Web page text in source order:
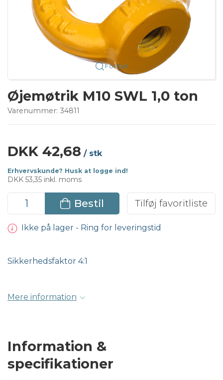
Forstør
Øjemøtrik M10 SWL 1,0 ton
Varenummer: 34811
DKK 42,68 / stk
Erhvervskunde? Husk at logge ind!
DKK 53,35 inkl. moms
Bestil Tilføj favoritliste
Ikke på lager - Ring for leveringstid
Sikkerhedsfaktor 4:1
Mere information
Information &
specifikationer